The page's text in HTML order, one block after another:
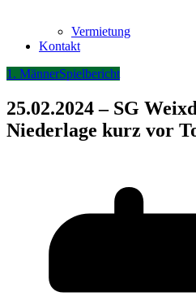
Vermietung
Kontakt
1. MännerSpielbericht
25.02.2024 – SG
Niederlage kurz vor